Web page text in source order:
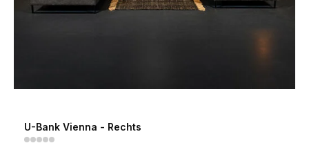
U-Bank Vienna - Rechts